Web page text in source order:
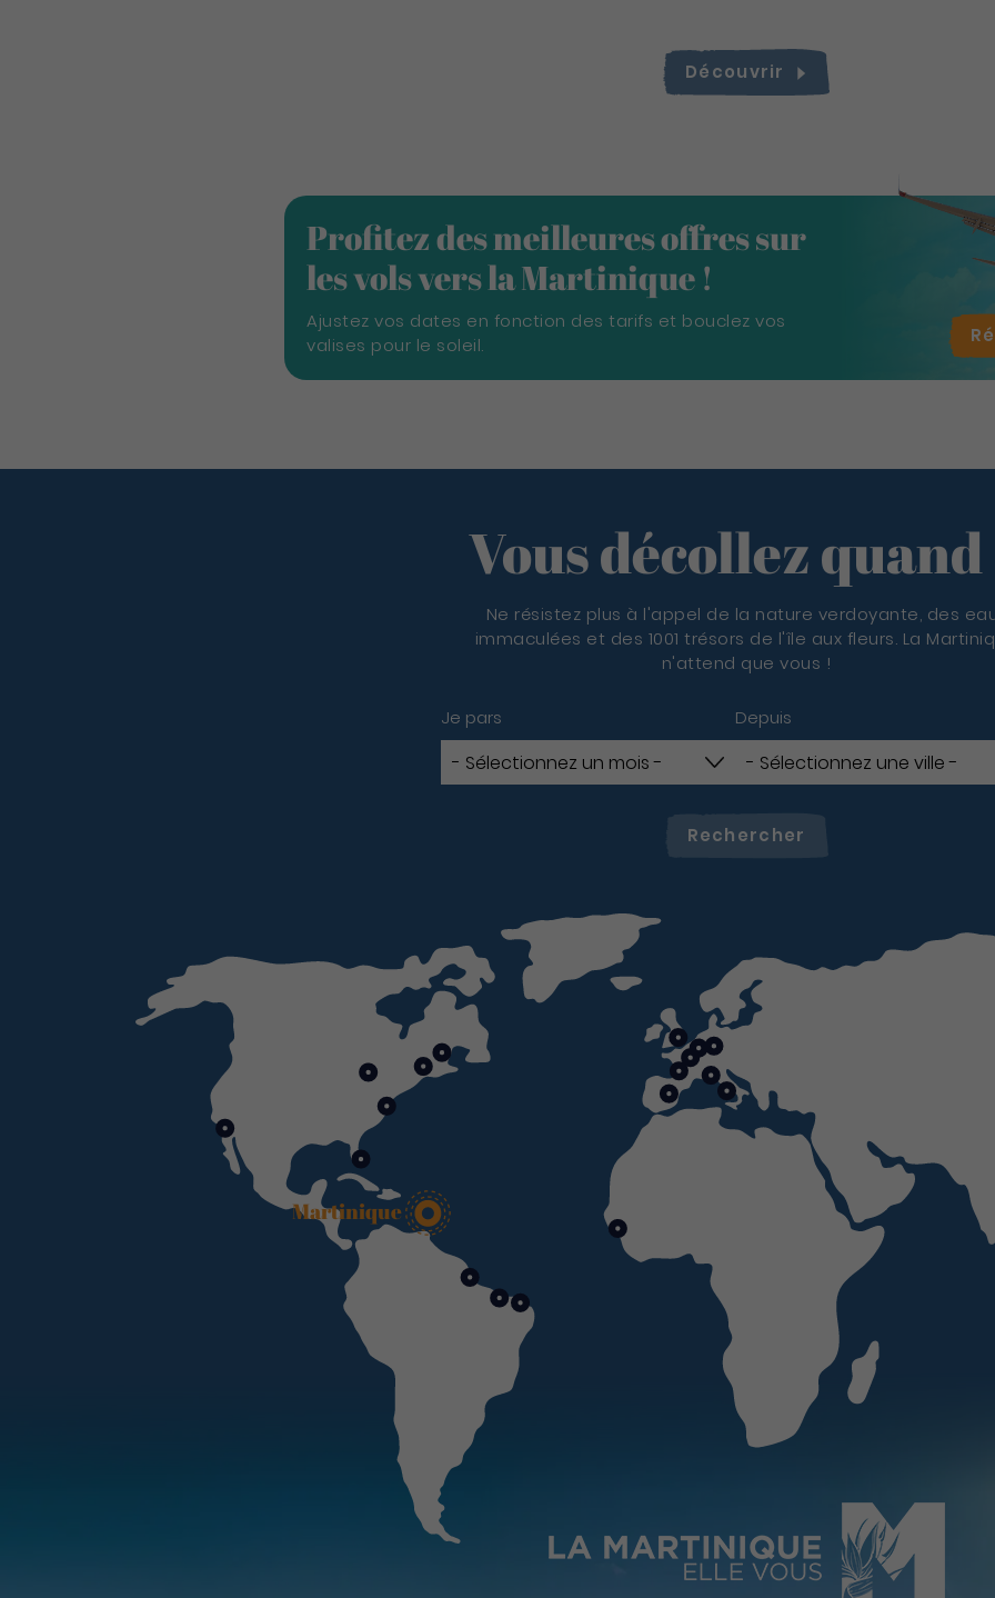
Découvrir
Profitez des meilleures offres sur
les vols vers la Martinique !
Ajustez vos dates en fonction des tarifs et bouclez vos
valises pour le soleil.
Vous décollez quand
Ne résistez plus à l'appel de la nature verdoyante, des
immaculées et des 1001 trésors de l'île aux fleurs. La
n'attend que vous !
Je pars Depuis
Rechercher
Martinique